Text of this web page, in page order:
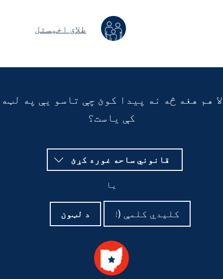
طلاق اخیستل
لا هم هغه څه نه پیدا کوئ چې تاسو یې په لټه
کې یاست؟
قانوني ساحه غوره کړئ
یا
لټون
لټون
د لټون